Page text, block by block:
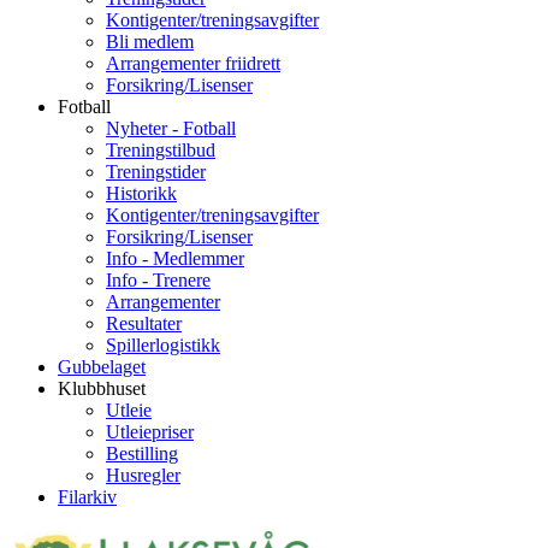
Kontigenter/treningsavgifter
Bli medlem
Arrangementer friidrett
Forsikring/Lisenser
Fotball
Nyheter - Fotball
Treningstilbud
Treningstider
Historikk
Kontigenter/treningsavgifter
Forsikring/Lisenser
Info - Medlemmer
Info - Trenere
Arrangementer
Resultater
Spillerlogistikk
Gubbelaget
Klubbhuset
Utleie
Utleiepriser
Bestilling
Husregler
Filarkiv